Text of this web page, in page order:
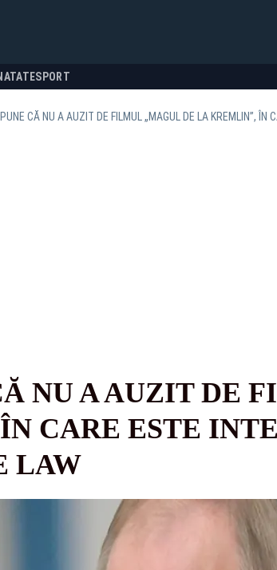
SPORT
CĂ NU A AUZIT DE FILMUL „MAGUL DE LA KREMLIN”, ÎN
NU A AUZIT DE
CARE ESTE
LAW